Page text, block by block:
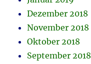
Dezember 2018
November 2018
Oktober 2018
September 2018